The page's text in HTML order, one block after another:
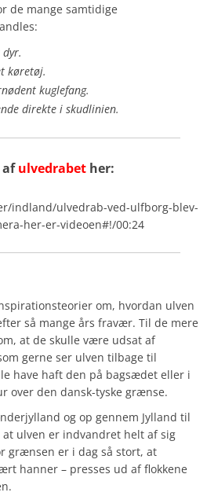
de mange samtidige
køretøj.
kuglefang.
direkte i skudlinien.
afulvedrabet her:
indland/ulvedrab-ved-ulfborg-blev-
her-er-videoen#!/00:24
om, hvordan ulven
så mange års fravær. Til de mere
at de skulle være udsat af
gerne ser ulven tilbage til
have haft den på bagsædet eller i
over den dansk-tyske grænse.
og op gennem Jylland til
ulven er indvandret helt af sig
grænsen er i dag så stort, at
hanner – presses ud af flokkene